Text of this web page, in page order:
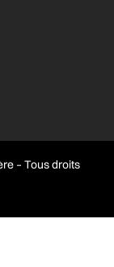
– Tous droits